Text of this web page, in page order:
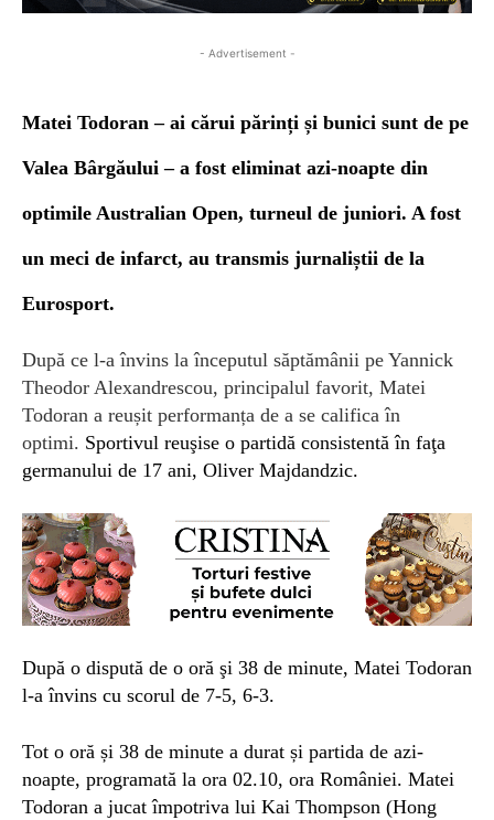
- Advertisement -
Matei Todoran – ai cărui părinți și bunici sunt de pe
Valea Bârgăului – a fost eliminat azi-noapte din
optimile Australian Open, turneul de juniori. A fost
un meci de infarct, au transmis jurnaliștii de la
Eurosport.
După ce l-a învins la începutul săptămânii pe Yannick
Theodor Alexandrescou, principalul favorit, Matei
Todoran a reușit performanța de a se califica în
optimi. Sportivul reuşise o partidă consistentă în faţa
germanului de 17 ani, Oliver Majdandzic.
După o dispută de o oră şi 38 de minute, Matei Todoran
l-a învins cu scorul de 7-5, 6-3.
Tot o oră și 38 de minute a durat și partida de azi-
noapte, programată la ora 02.10, ora României. Matei
Todoran a jucat împotriva lui Kai Thompson (Hong